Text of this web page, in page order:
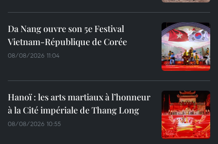
Da Nang ouvre son 5e Festival
Vietnam-République de Corée
08/08/2026 11:04
Hanoï : les arts martiaux à l’honneur
à la Cité impériale de Thang Long
08/08/2026 10:55